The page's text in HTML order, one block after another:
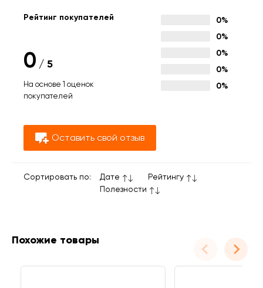
Рейтинг покупателей
0 / 5
На основе 1 оценок
покупателей
0%
0%
0%
0%
0%
Оставить свой отзыв
Сортировать по: Дате
Рейтингу
Полезности
Похожие товары